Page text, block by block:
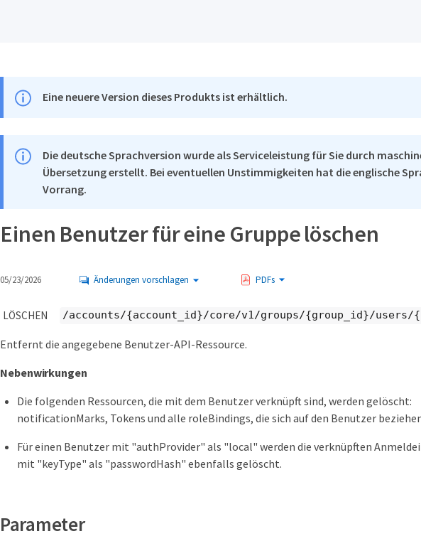
Eine neuere Version dieses Produkts ist erhältlich.
Die deutsche Sprachversion wurde als Serviceleistung für Sie durch
Übersetzung erstellt. Bei eventuellen Unstimmigkeiten hat die englische
Vorrang.
Einen Benutzer für eine Gruppe löschen
05/23/2026 Änderungen vorschlagen PDFs
LÖSCHEN /accounts/{account_id}/core/v1/groups/{group_id}/users/
Entfernt die angegebene Benutzer-API-Ressource.
Nebenwirkungen
Die folgenden Ressourcen, die mit dem Benutzer verknüpft sind, werden gelöscht:
notificationMarks, Tokens und alle roleBindings, die sich auf den Benutzer
Für einen Benutzer mit "authProvider" als "local" werden die verknüpften
mit "keyType" als "passwordHash" ebenfalls gelöscht.
Parameter